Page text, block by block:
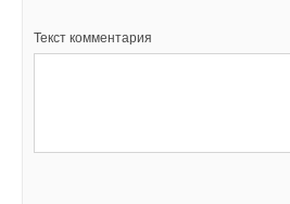
Текст комментария